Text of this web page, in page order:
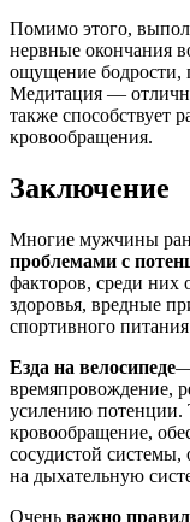
Помимо этого,
нервные окончания
ощущение бодрости,
Медитация —
также способствует
кровообращения.
Заключение
Многие мужчины
проблемами с
факторов, среди них
здоровья, вредные
спортивного
Езда на велосипеде—
времяпровождение,
усилению потенции.
кровообращение,
сосудистой системы,
на дыхательную
Очень важно